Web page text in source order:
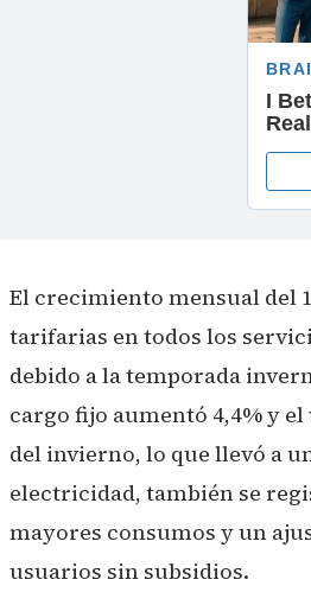
El crecimiento mensual del
tarifarias en todos los
debido a la temporada
cargo fijo aumentó 4,4% y
del invierno, lo que llevó a
electricidad, también se
mayores consumos y un
usuarios sin subsidios.